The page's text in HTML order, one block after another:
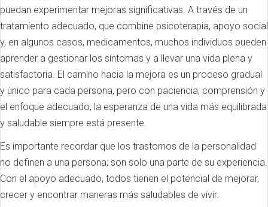
puedan experimentar mejoras significativas. A través de un
tratamiento adecuado, que combine psicoterapia, apoyo social
y, en algunos casos, medicamentos, muchos individuos pueden
aprender a gestionar los síntomas y a llevar una vida plena y
satisfactoria. El camino hacia la mejora es un proceso gradual
y único para cada persona, pero con paciencia, comprensión y
el enfoque adecuado, la esperanza de una vida más equilibrada
y saludable siempre está presente.
Es importante recordar que los trastornos de la personalidad
no definen a una persona; son solo una parte de su experiencia.
Con el apoyo adecuado, todos tienen el potencial de mejorar,
crecer y encontrar maneras más saludables de vivir.